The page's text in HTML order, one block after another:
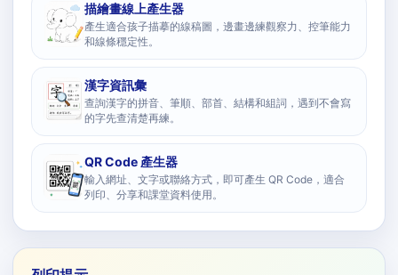
描繪畫線上產生器
產生適合孩子描摹的線稿圖，邊畫邊練觀察力、控筆能力
和線條穩定性。
漢字資訊彙
查詢漢字的拼音、筆順、部首、結構和組詞，遇到不會寫
的字先查清楚再練。
QR Code 產生器
輸入網址、文字或聯絡方式，即可產生 QR Code，適合
列印、分享和課堂資料使用。